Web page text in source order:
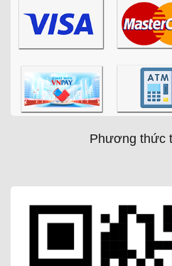
Phương thức